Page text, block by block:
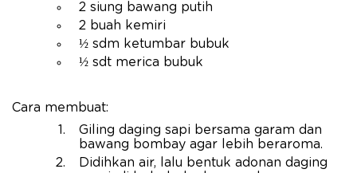
2 siung bawang putih
2 buah kemiri
½ sdm ketumbar bubuk
½ sdt merica bubuk
Cara membuat:
Giling daging sapi bersama garam dan
bawang bombay agar lebih beraroma.
Didihkan air, lalu bentuk adonan daging